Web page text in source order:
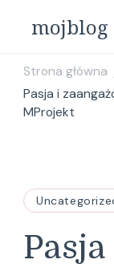
mojblog
Strona główna
Pasja i
MProjekt
Pasja